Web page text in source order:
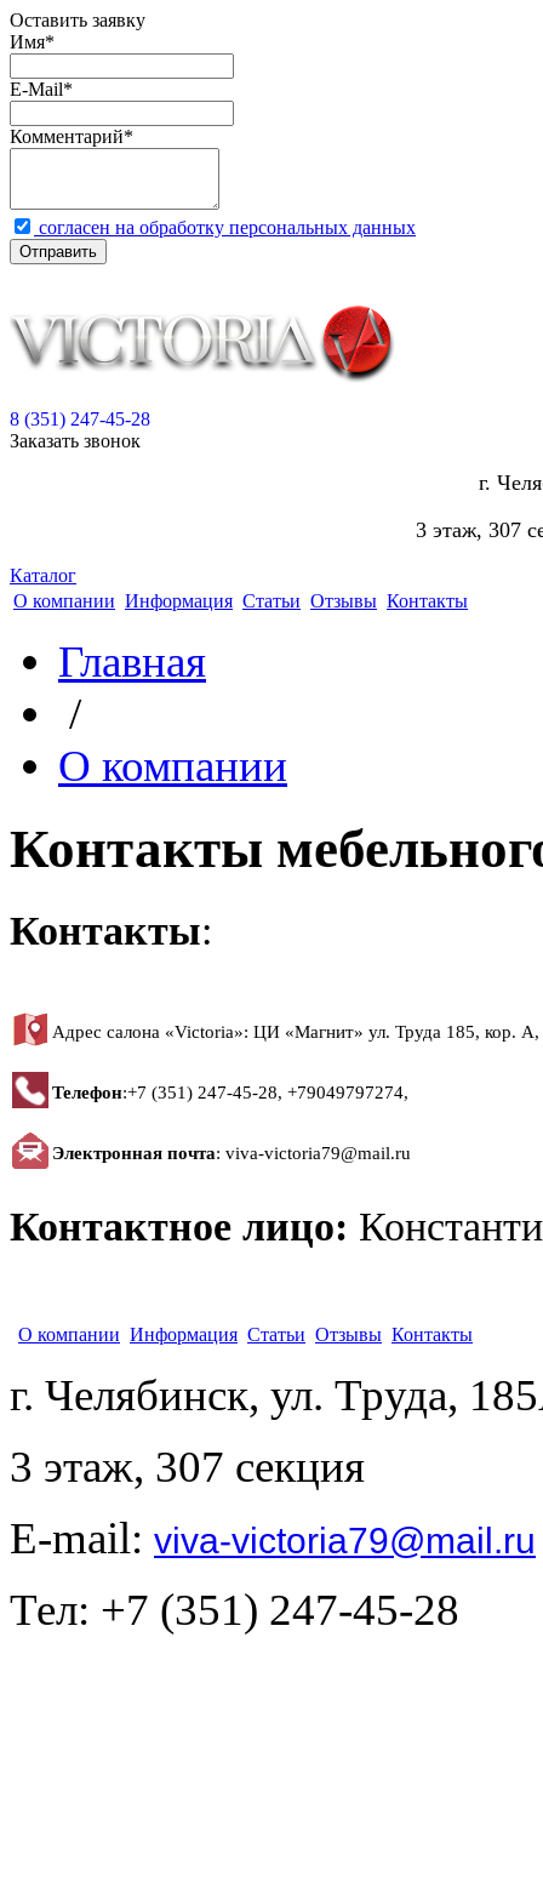
Оставить заявку
Имя*
E-Mail*
Комментарий*
согласен на обработку персональных данных
Отправить
8 (351) 247-45-28
Заказать звонок
г.
3 этаж, 307
Каталог
О компании Информация Статьи Отзывы Контакты
Главная
/
О компании
Контакты
Контакты:
Адрес салона «Victoria»: ЦИ «Магнит» ул. Труда 185, кор. А,
Телефон:+7 (351) 247-45-28, +79049797274,
Электронная почта: viva-victoria79@mail.ru
Контактное лицо:
О компании Информация Статьи Отзывы Контакты
г. Челябинск, ул. Труда,
3 этаж, 307 секция
E-mail: viva-victoria79@mail.ru
Тел: +7 (351) 247-45-28